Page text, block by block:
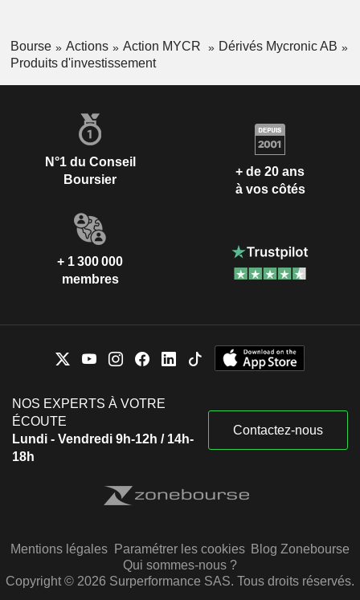
Bourse Actions Action MYCR
Dérivés Mycronic AB
Produits d'investissement
N°1 du Conseil
Boursier
+ de 20 ans
à vos côtés
+ 1 300 000
membres
NOS EXPERTS À VOTRE
ÉCOUTE
Lundi - Vendredi 9h-12h / 14h-
18h
Contactez-nous
Mentions légales Paramétrer les cookies Blog Zonebourse
Qui sommes-nous ?
Copyright © 2026 Surperformance SAS. Tous droits réservés.